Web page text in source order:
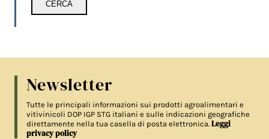
Newsletter
Tutte le principali informazioni sui prodotti agroalimentari e
vitivinicoli DOP IGP STG italiani e sulle indicazioni geografiche
direttamente nella tua casella di posta elettronica.Leggi
privacy policy